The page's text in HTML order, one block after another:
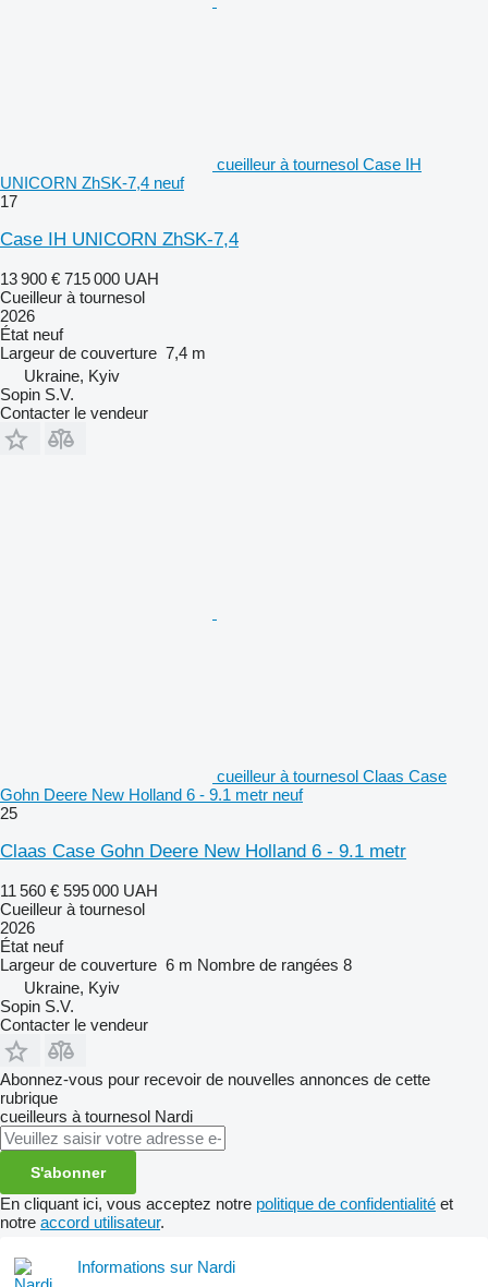
cueilleur à tournesol Case IH
UNICORN ZhSK-7,4 neuf
17
Case IH UNICORN ZhSK-7,4
13 900 € 715 000 UAH
Cueilleur à tournesol
2026
État neuf
Largeur de couverture 7,4 m
Ukraine, Kyiv
Sopin S.V.
Contacter le vendeur
cueilleur à tournesol Claas Case
Gohn Deere New Holland 6 - 9.1 metr neuf
25
Claas Case Gohn Deere New Holland 6 - 9.1 metr
11 560 € 595 000 UAH
Cueilleur à tournesol
2026
État neuf
Largeur de couverture 6 m Nombre de rangées 8
Ukraine, Kyiv
Sopin S.V.
Contacter le vendeur
Abonnez-vous pour recevoir de nouvelles annonces de cette
rubrique
cueilleurs à tournesol Nardi
S'abonner
En cliquant ici, vous acceptez notre politique de confidentialité et
notre accord utilisateur.
Informations sur Nardi